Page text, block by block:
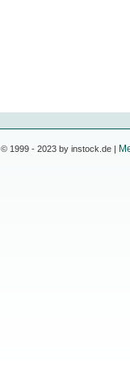
© 1999 - 2023 by instock.de |